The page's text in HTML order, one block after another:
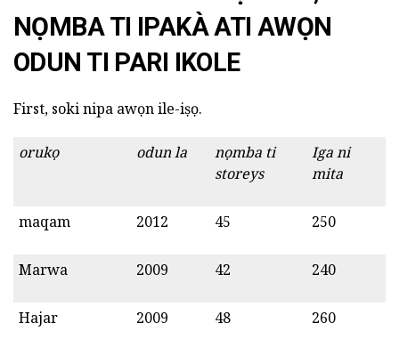
NỌMBA TI IPAKÀ ATI AWỌN
ODUN TI PARI IKOLE
First, soki nipa awọn ile-iṣọ.
orukọ odun la
nọmba ti
storeys
Iga ni
mita
maqam 2012 45 250
Marwa 2009 42 240
Hajar 2009 48 260